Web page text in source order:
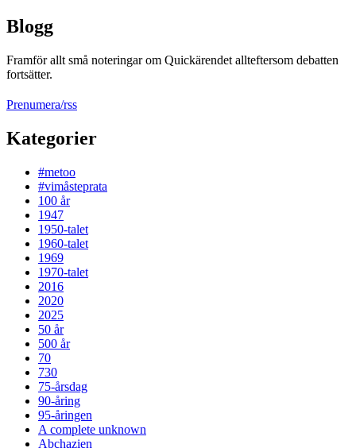
Blogg
Framför allt små noteringar om Quickärendet allteftersom debatten
fortsätter.
Prenumera/rss
Kategorier
#metoo
#vimåsteprata
100 år
1947
1950-talet
1960-talet
1969
1970-talet
2016
2020
2025
50 år
500 år
70
730
75-årsdag
90-åring
95-åringen
A complete unknown
Abchazien